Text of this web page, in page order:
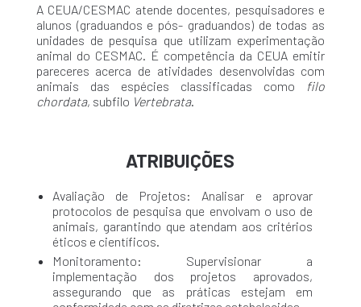
A CEUA/CESMAC atende docentes, pesquisadores e
alunos (graduandos e pós- graduandos) de todas as
unidades de pesquisa que utilizam experimentação
animal do CESMAC . É competência da CEUA emitir
pareceres acerca de atividades desenvolvidas com
animais das espécies classificadas como filo
chordata, subfilo Vertebrata.
ATRIBUIÇÕES
Avaliação de Projetos: Analisar e aprovar
protocolos de pesquisa que envolvam o uso de
animais, garantindo que atendam aos critérios
éticos e científicos.
Monitoramento: Supervisionar a
implementação dos projetos aprovados,
assegurando que as práticas estejam em